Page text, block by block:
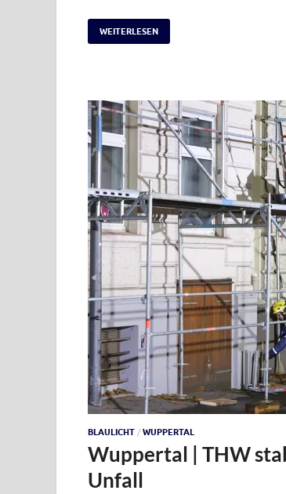
WEITERLESEN
BLAULICHT / WUPPERTAL
Wuppertal | THW
Unfall